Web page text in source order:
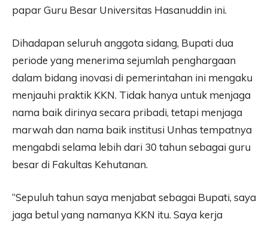
papar Guru Besar Universitas Hasanuddin ini.
Dihadapan seluruh anggota sidang, Bupati dua
periode yang menerima sejumlah penghargaan
dalam bidang inovasi di pemerintahan ini mengaku
menjauhi praktik KKN. Tidak hanya untuk menjaga
nama baik dirinya secara pribadi, tetapi menjaga
marwah dan nama baik institusi Unhas tempatnya
mengabdi selama lebih dari 30 tahun sebagai guru
besar di Fakultas Kehutanan.
“Sepuluh tahun saya menjabat sebagai Bupati, saya
jaga betul yang namanya KKN itu. Saya kerja